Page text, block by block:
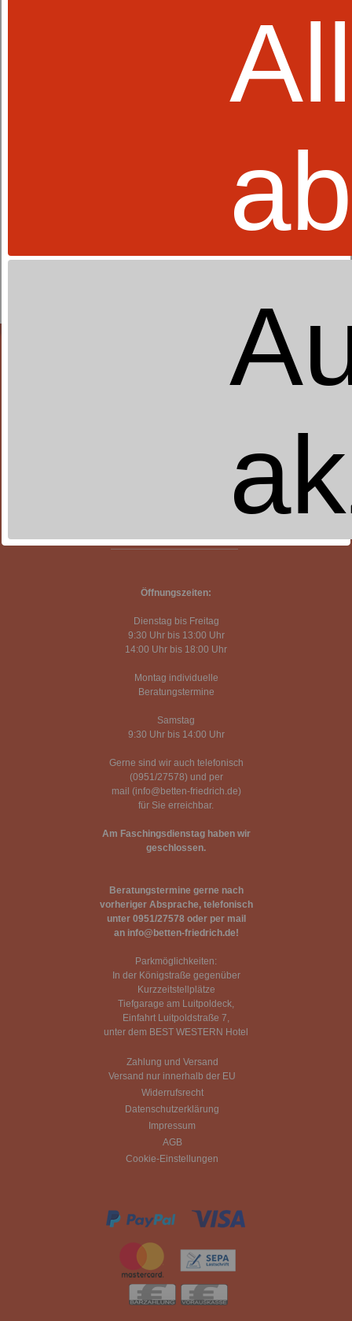
Öffnungszeiten:
Dienstag bis Freitag
9:30 Uhr bis 13:00 Uhr
14:00 Uhr bis 18:00 Uhr
Montag individuelle
Beratungstermine
Samstag
9:30 Uhr bis 14:00 Uhr
Gerne sind wir auch telefonisch
(0951/27578) und per
mail (info@betten-friedrich.de)
für Sie erreichbar.
Am Faschingsdienstag haben wir
geschlossen.
Beratungstermine gerne nach
vorheriger Absprache, telefonisch
unter 0951/27578 oder per mail
an info@betten-friedrich.de!
Parkmöglichkeiten:
In der Königstraße gegenüber
Kurzzeitstellplätze
Tiefgarage am Luitpoldeck,
Einfahrt Luitpoldstraße 7,
unter dem BEST WESTERN Hotel
Zahlung und Versand
Versand nur innerhalb der EU
Widerrufsrecht
Datenschutzerklärung
Impressum
AGB
Cookie-Einstellungen